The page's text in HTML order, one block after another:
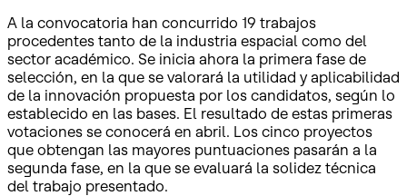
A la convocatoria han concurrido 19 trabajos
procedentes tanto de la industria espacial como del
sector académico. Se inicia ahora la primera fase de
selección, en la que se valorará la utilidad y aplicabilidad
de la innovación propuesta por los candidatos, según lo
establecido en las bases. El resultado de estas primeras
votaciones se conocerá en abril. Los cinco proyectos
que obtengan las mayores puntuaciones pasarán a la
segunda fase, en la que se evaluará la solidez técnica
del trabajo presentado.